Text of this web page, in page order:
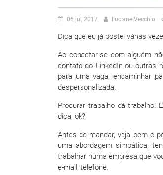
06 jul, 2017 Luciane Vecchio
Dica que eu já postei várias
Ao conectar-se com alguém
contato do LinkedIn ou outras
para uma vaga, encaminhar
despersonalizada.
Procurar trabalho dá trabalho!
dica, ok?
Antes de mandar, veja bem o
uma abordagem simpática,
trabalhar numa empresa que
e-mail, telefone.